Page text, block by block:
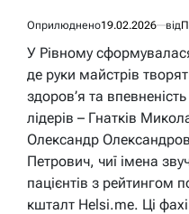
Оприлюднено19.02.2026 від
У Рівному
де руки майстрів
здоров’я та
лідерів – Гнатків
Олександр
Петрович, чиї імена
пацієнтів з рейтингом
кшталт Helsi.me. Ці